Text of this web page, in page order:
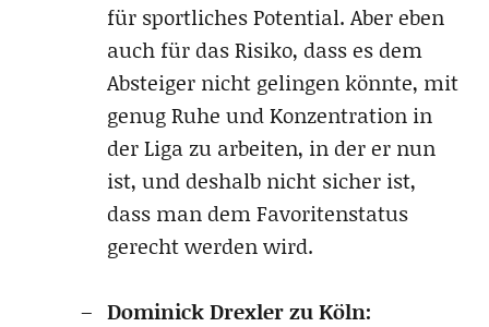
für sportliches Potential. Aber eben
auch für das Risiko, dass es dem
Absteiger nicht gelingen könnte, mit
genug Ruhe und Konzentration in
der Liga zu arbeiten, in der er nun
ist, und deshalb nicht sicher ist,
dass man dem Favoritenstatus
gerecht werden wird.
Dominick Drexler zu Köln: